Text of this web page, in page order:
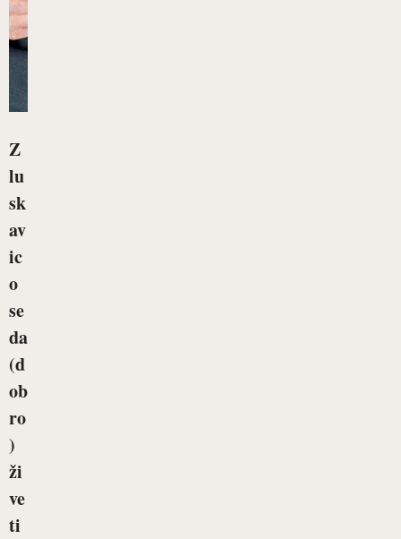
Z
lu
sk
av
ic
o
se
da
(d
ob
ro
)
ži
ve
ti